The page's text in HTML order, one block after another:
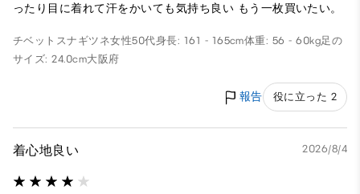
ったり目に着れて汗をかいても気持ち良い もう一枚買いたい。
チベットスナギツネ女性50代身長: 161 - 165cm体重: 56 - 60kg足の
サイズ: 24.0cm大阪府
報告 役に立った 2
着心地良い 2026/8/4